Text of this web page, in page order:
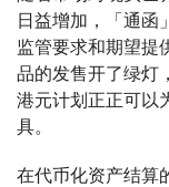
日益增加，「通函
监管要求和期望提
品的发售开了绿灯
港元计划正正可以
具。
在代币化资产结算